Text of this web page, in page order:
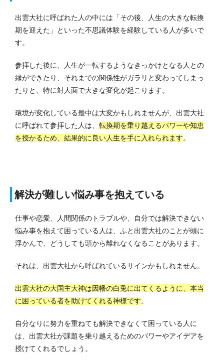
出雲大社に呼ばれた人の中には「その後、人生の大きな転換
期を迎えた」といった不思議体験を経験している人が多いで
す。
参拝した後に、人生が一転するようなきっかけとなる人との
縁ができたり、それまでの関係性がガラリと変わってしまっ
たりと、特に対人面で大きな変化が起こります。
環境が変化している最中は大変かもしれませんが、出雲大社
に呼ばれて参拝した人は、 転換期を乗り越えるパワーや知恵
を授かるため、結果的に良い人生を手に入れられます。
解決が難しい悩み事を抱えている
仕事や恋愛、人間関係のトラブルや、自分では解決できない
悩み事を抱えて困っている人は、ふと出雲大社のことが頭に
浮かんで、どうしても頭から離れなくなることがあります。
それは、出雲大社から呼ばれているサインかもしれません。
出雲大社の大国主大神は因幡の白兎に出てくるように、本当
に困っている者を助けてくれる神様です。
自分なりに努力を重ねても解決できなくて困っている人に
は、出雲大社が課題を乗り越えるためのパワーやアイデアを
授けてくれるでしょう。